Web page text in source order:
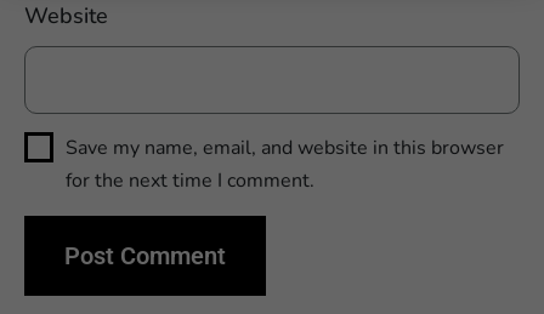
Website
Save my name, email, and website in this browser
for the next time I comment.